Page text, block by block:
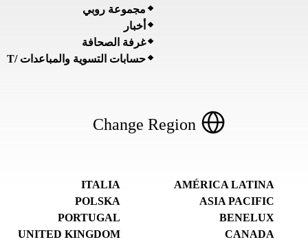
مجموعة روبي
أخبار
غرفة الصحافة
حسابات التسوية والمباعدات /T
Change Region
AMÉRICA LATINA
ASIA PACIFIC
BENELUX
CANADA
ITALIA
POLSKA
PORTUGAL
UNITED KINGDOM